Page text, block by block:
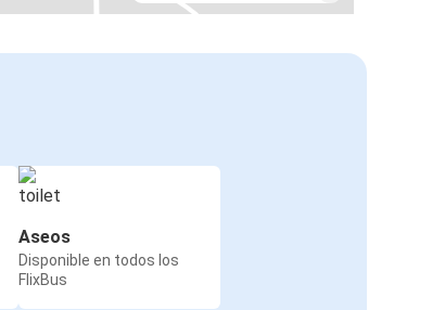
Aseos
Disponible en todos los
FlixBus